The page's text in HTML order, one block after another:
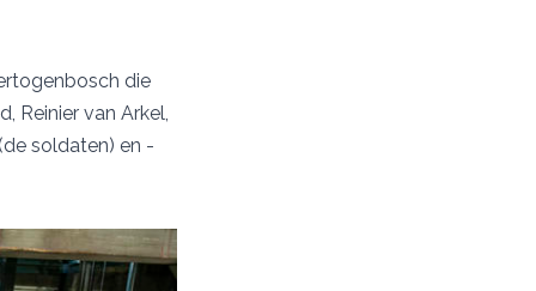
die
Reinier van Arkel,
soldaten) en -